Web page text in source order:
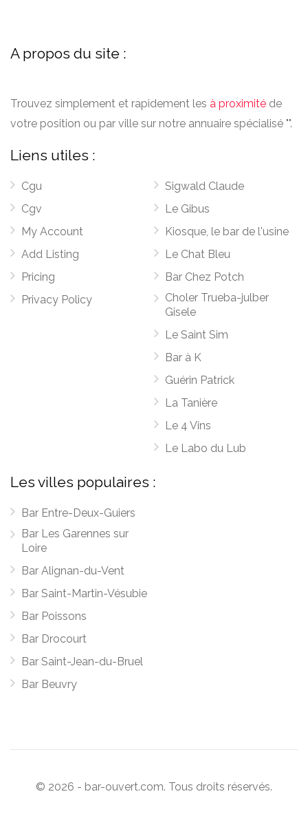
A propos du site :
Trouvez simplement et rapidement les à proximité de
votre position ou par ville sur notre annuaire spécialisé "".
Liens utiles :
Cgu
Cgv
My Account
Add Listing
Pricing
Privacy Policy
Sigwald Claude
Le Gibus
Kiosque, le bar de l'usine
Le Chat Bleu
Bar Chez Potch
Choler Trueba-julber
Gisele
Le Saint Sim
Bar à K
Guérin Patrick
La Tanière
Le 4 Vins
Le Labo du Lub
Les villes populaires :
Bar Entre-Deux-Guiers
Bar Les Garennes sur
Loire
Bar Alignan-du-Vent
Bar Saint-Martin-Vésubie
Bar Poissons
Bar Drocourt
Bar Saint-Jean-du-Bruel
Bar Beuvry
© 2026 - bar-ouvert.com. Tous droits réservés.